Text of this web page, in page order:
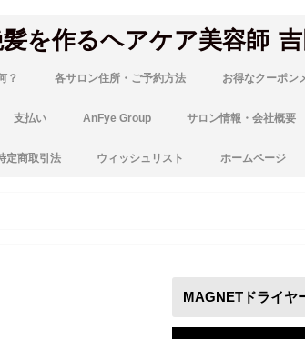
を作るヘアケア美容師
？ 各サロン住所・ご予約方法 お得なクーポン
支払い AnFye Group サロン情報・会社概要
定商取引法 ウィッシュリスト ホームページ
MAGNETドライヤ